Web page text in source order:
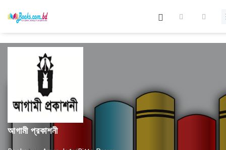
আগামী প্রকাশনী